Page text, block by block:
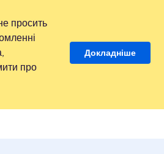
просить
про
Докладніше